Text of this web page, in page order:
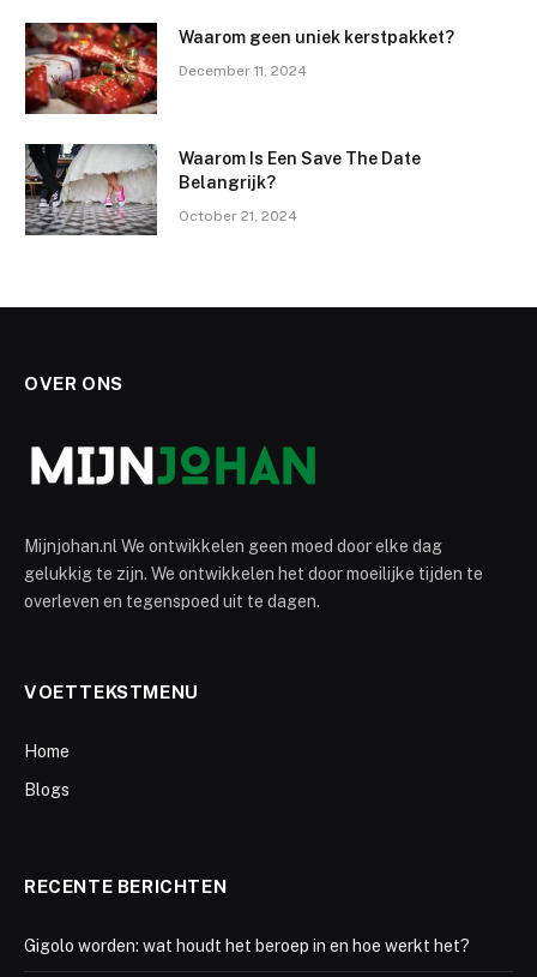
Waarom geen uniek kerstpakket?
December 11, 2024
Waarom Is Een Save The Date
Belangrijk?
October 21, 2024
OVER ONS
Mijnjohan.nl We ontwikkelen geen moed door elke dag
gelukkig te zijn. We ontwikkelen het door moeilijke tijden te
overleven en tegenspoed uit te dagen.
VOETTEKSTMENU
Home
Blogs
RECENTE BERICHTEN
Gigolo worden: wat houdt het beroep in en hoe werkt het?